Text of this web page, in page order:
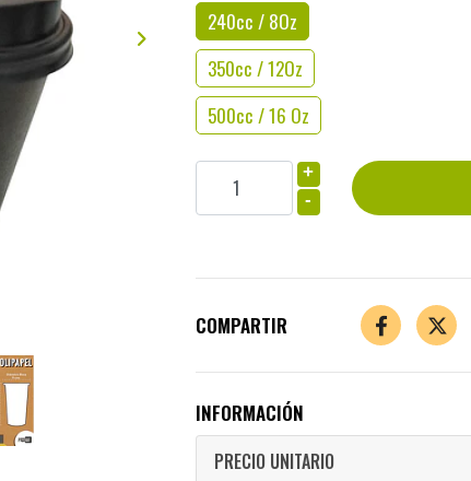
240cc / 8Oz
350cc / 12Oz
500cc / 16 Oz
+
-
COMPARTIR
INFORMACIÓN
PRECIO UNITARIO